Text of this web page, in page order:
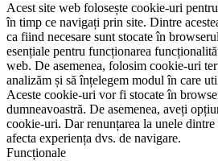
Acest site web folosește cookie-uri
în timp ce navigați prin site. Dintre
ca fiind necesare sunt stocate în
esențiale pentru funcționarea
web. De asemenea, folosim cookie-uri
analizăm și să înțelegem modul în care
Aceste cookie-uri vor fi stocate în
dumneavoastră. De asemenea, aveți
cookie-uri. Dar renunțarea la unele
afecta experiența dvs. de navigare.
Funcționale